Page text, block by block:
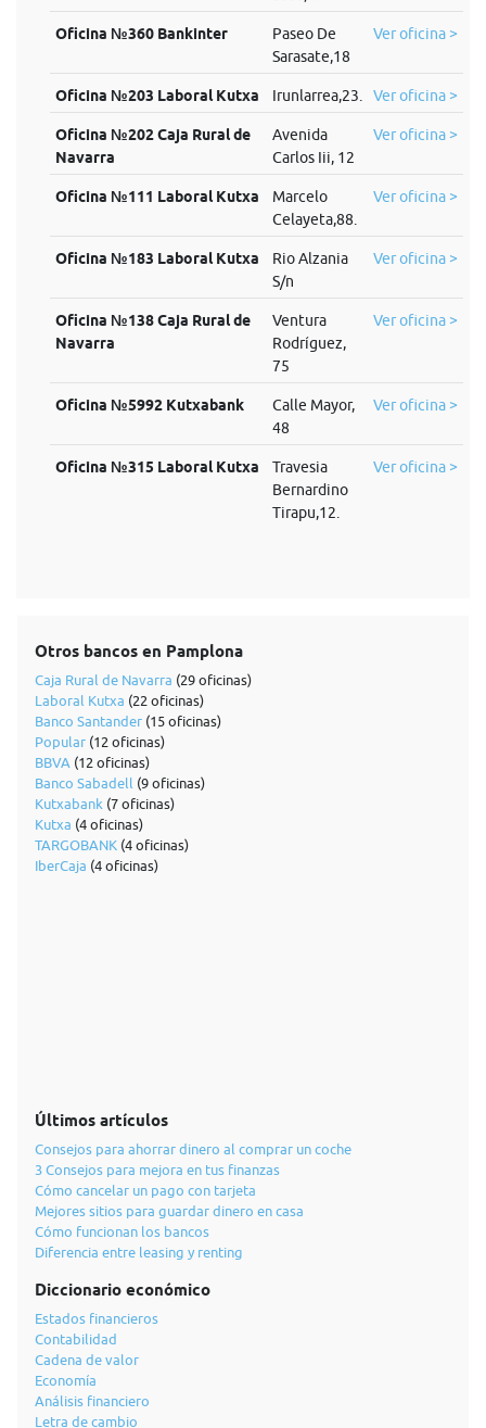
Oficina №360 Bankinter
Paseo De
Sarasate,18
Ver oficina >
Oficina №203 Laboral Kutxa Irunlarrea,23. Ver oficina >
Oficina №202 Caja Rural de
Navarra
Avenida
Carlos Iii, 12
Ver oficina >
Oficina №111 Laboral Kutxa
Marcelo
Celayeta,88.
Ver oficina >
Oficina №183 Laboral Kutxa
Rio Alzania
S/n
Ver oficina >
Oficina №138 Caja Rural de
Navarra
Ventura
Rodríguez,
75
Ver oficina >
Oficina №5992 Kutxabank
Calle Mayor,
48
Ver oficina >
Oficina №315 Laboral Kutxa
Travesia
Bernardino
Tirapu,12.
Ver oficina >
Otros bancos en Pamplona
Caja Rural de Navarra (29 oficinas)
Laboral Kutxa (22 oficinas)
Banco Santander (15 oficinas)
Popular (12 oficinas)
BBVA (12 oficinas)
Banco Sabadell (9 oficinas)
Kutxabank (7 oficinas)
Kutxa (4 oficinas)
TARGOBANK (4 oficinas)
IberCaja (4 oficinas)
Últimos artículos
Consejos para ahorrar dinero al comprar un coche
3 Consejos para mejora en tus finanzas
Cómo cancelar un pago con tarjeta
Mejores sitios para guardar dinero en casa
Cómo funcionan los bancos
Diferencia entre leasing y renting
Diccionario económico
Estados financieros
Contabilidad
Cadena de valor
Economía
Análisis financiero
Letra de cambio